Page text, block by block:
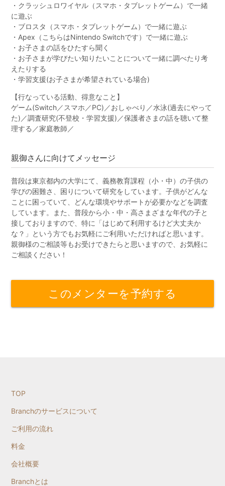
・クラッシュロワイヤル（スマホ・タブレットゲーム）で一緒
に遊ぶ
・ブロスタ（スマホ・タブレットゲーム）で一緒に遊ぶ
・Apex（こちらはNintendo Switchです）で一緒に遊ぶ
・お子さまの話をひたすら聞く
・お子さまが学びたい知りたいことについて一緒に調べたり考
えたりする
・学習支援(お子さまが希望されている場合)
【行なっている活動、得意なこと】
ゲーム(Switch／スマホ／PC)／おしゃべり／水泳(過去にやって
た)／調査研究(不登校・学習支援)／保護者さまの話を聴いて整
理する／家庭教師／
親御さんに向けてメッセージ
普段は東京都内の大学にて、義務教育課程（小・中）の子供の
学びの困難さ、困りについて研究をしています。子供がどんな
ことに困っていて、どんな環境やサポートが必要かなどを調査
しています。また、普段から小・中・高さまざまな年代の子と
接しておりますので、特に「はじめて利用するけど大丈夫か
な？」という方でもお気軽にご利用いただければと思います。
親御様のご相談等もお受けできたらと思いますので、お気軽に
ご相談ください！
このメンターを予約する
TOP
Branchのサービスについて
ご利用の流れ
料金
会社概要
Branchとは